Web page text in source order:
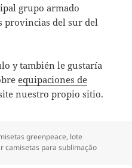
grupo armado
provincias del sur del
y también le gustaría
equipaciones de
nuestro propio sitio.
greenpeace, lote
camisetas para sublimação